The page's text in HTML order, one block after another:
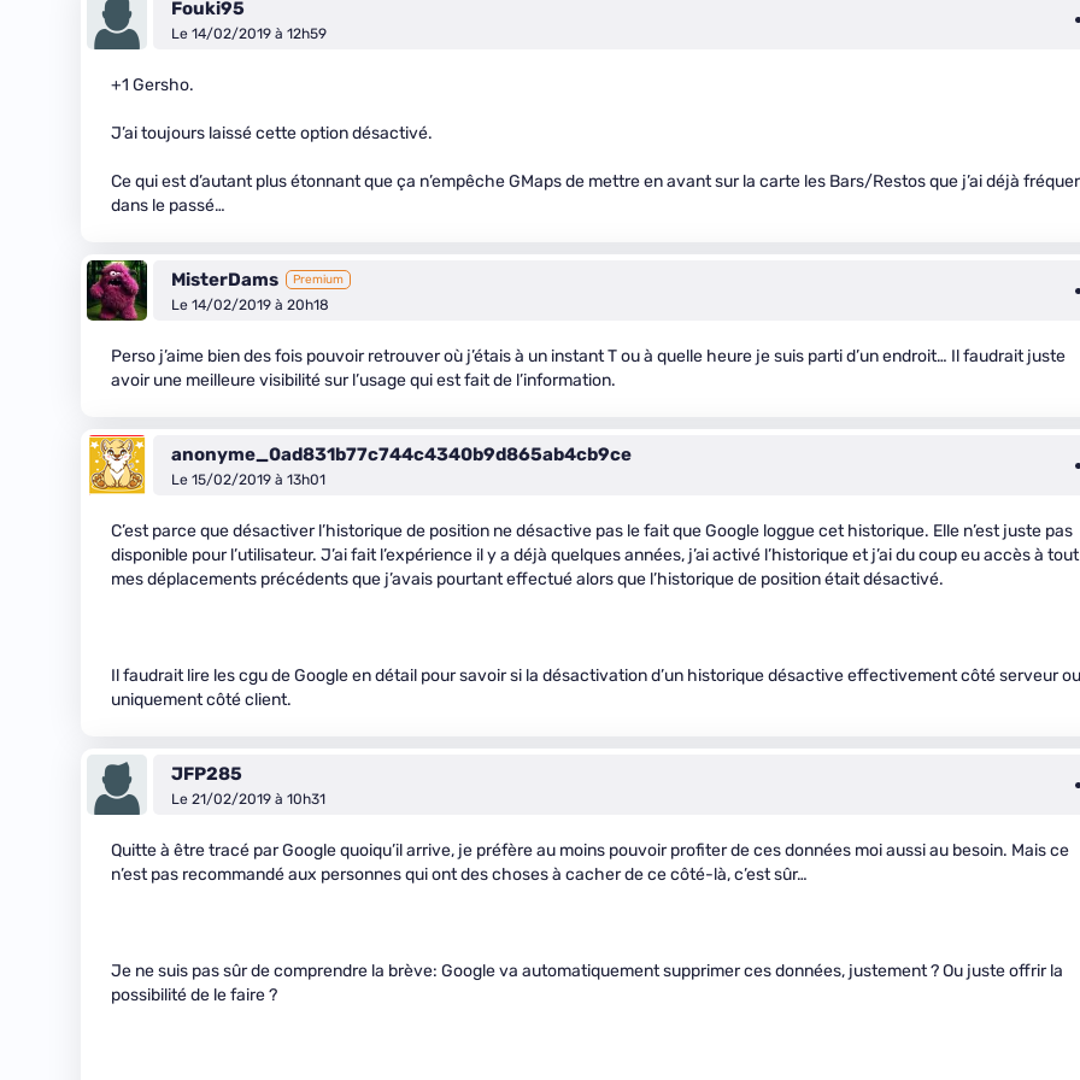
Fouki95
Le 14/02/2019 à 12h59
+1 Gersho.
J’ai toujours laissé cette option désactivé.
Ce qui est d’autant plus étonnant que ça n’empêche GMaps de mettre en avant sur la carte les Bars/Restos que j’ai déjà
dans le passé…
MisterDams Premium
Le 14/02/2019 à 20h18
Perso j’aime bien des fois pouvoir retrouver où j’étais à un instant T ou à quelle heure je suis parti d’un endroit… Il faudrait juste
avoir une meilleure visibilité sur l’usage qui est fait de l’information.
anonyme_0ad831b77c744c4340b9d865ab4cb9ce
Le 15/02/2019 à 13h01
C’est parce que désactiver l’historique de position ne désactive pas le fait que Google loggue cet historique. Elle n’est juste pas
disponible pour l’utilisateur. J’ai fait l’expérience il y a déjà quelques années, j’ai activé l’historique et j’ai du coup eu accès à tout
mes déplacements précédents que j’avais pourtant effectué alors que l’historique de position était désactivé.
Il faudrait lire les cgu de Google en détail pour savoir si la désactivation d’un historique désactive effectivement côté serveur ou
uniquement côté client.
JFP285
Le 21/02/2019 à 10h31
Quitte à être tracé par Google quoiqu’il arrive, je préfère au moins pouvoir profiter de ces données moi aussi au besoin. Mais ce
n’est pas recommandé aux personnes qui ont des choses à cacher de ce côté-là, c’est sûr…
Je ne suis pas sûr de comprendre la brève: Google va automatiquement supprimer ces données, justement ? Ou juste offrir la
possibilité de le faire ?